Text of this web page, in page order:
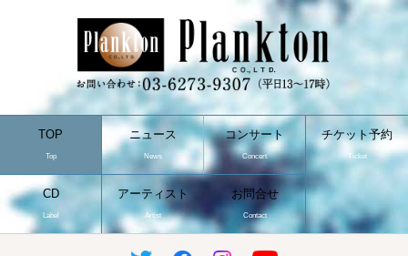
TOP
Top
ニュース
News
コンサート
Concert
チケット予約
Ticket
CD
Label
アーティスト
Artist
お問合せ
Contact